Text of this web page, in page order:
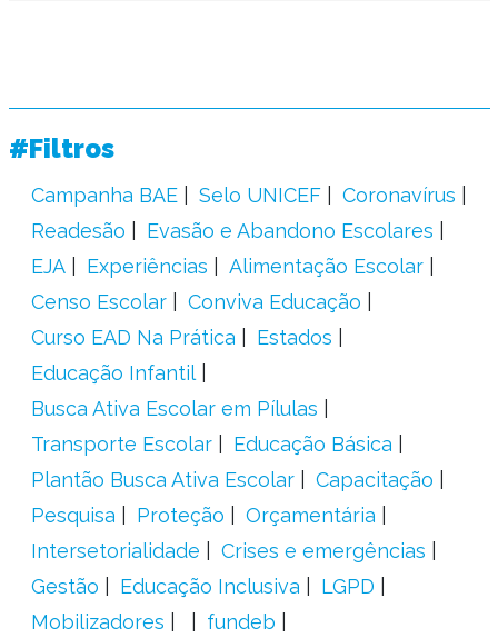
#Filtros
Campanha BAE Selo UNICEF
Coronavírus
Readesão
Evasão e Abandono Escolares
EJA
Experiências
Alimentação Escolar
Censo Escolar
Conviva Educação
Curso EAD Na Prática
Estados
Educação Infantil
Busca Ativa Escolar em Pílulas
Transporte Escolar
Educação Básica
Plantão Busca Ativa Escolar
Capacitação
Pesquisa
Proteção
Orçamentária
Intersetorialidade
Crises e emergências
Gestão
Educação Inclusiva
LGPD
Mobilizadores
fundeb